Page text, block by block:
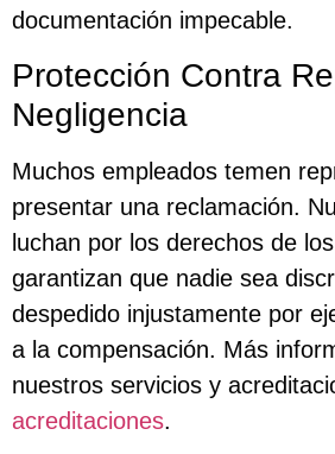
documentación impecable.
Protección Contra
Negligencia
Muchos empleados temen
presentar una reclamación.
luchan por los derechos de
garantizan que nadie sea
despedido injustamente por
a la compensación. Más
nuestros servicios y
acreditaciones.